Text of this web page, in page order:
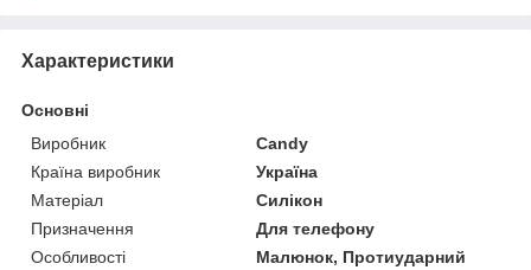
Характеристики
Основні
Виробник
Candy
Країна виробник
Україна
Матеріал
Силікон
Призначення
Для телефону
Особливості
Малюнок, Протиударний